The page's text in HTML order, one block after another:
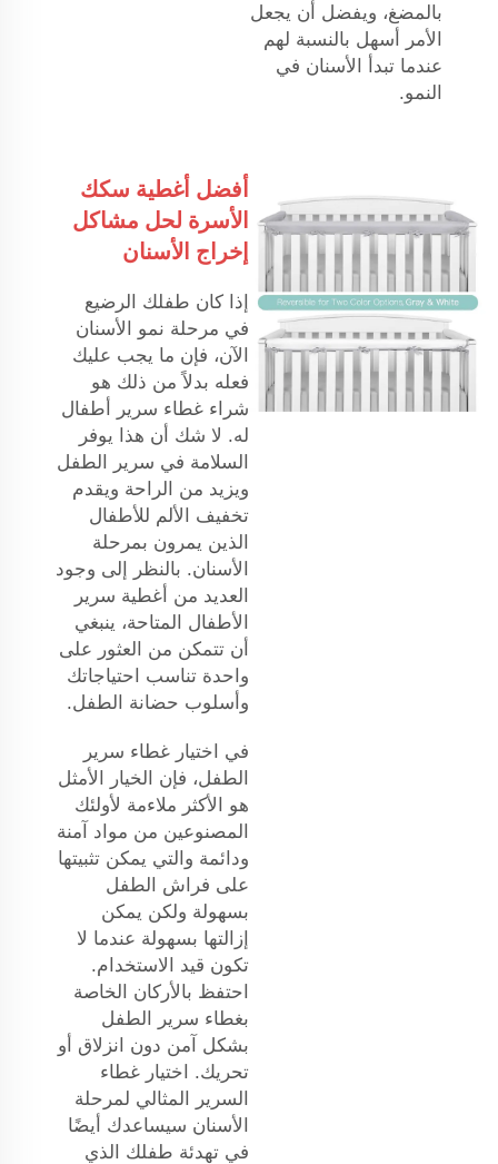
بالمضغ، ويفضل أن يجعل
الأمر أسهل بالنسبة لهم
عندما تبدأ الأسنان في
النمو.
أفضل أغطية سكك
الأسرة لحل مشاكل
إخراج الأسنان
إذا كان طفلك الرضيع
في مرحلة نمو الأسنان
الآن، فإن ما يجب عليك
فعله بدلاً من ذلك هو
شراء غطاء سرير أطفال
له. لا شك أن هذا يوفر
السلامة في سرير الطفل
ويزيد من الراحة ويقدم
تخفيف الألم للأطفال
الذين يمرون بمرحلة
الأسنان. بالنظر إلى وجود
العديد من أغطية سرير
الأطفال المتاحة، ينبغي
أن تتمكن من العثور على
واحدة تناسب احتياجاتك
وأسلوب حضانة الطفل.
في اختيار غطاء سرير
الطفل، فإن الخيار الأمثل
هو الأكثر ملاءمة لأولئك
المصنوعين من مواد آمنة
ودائمة والتي يمكن تثبيتها
على فراش الطفل
بسهولة ولكن يمكن
إزالتها بسهولة عندما لا
تكون قيد الاستخدام.
احتفظ بالأركان الخاصة
بغطاء سرير الطفل
بشكل آمن دون انزلاق أو
تحريك. اختيار غطاء
السرير المثالي لمرحلة
الأسنان سيساعدك أيضًا
في تهدئة طفلك الذي